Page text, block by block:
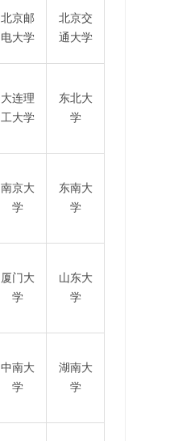
北京邮
电大学
北京交
通大学
大连理
工大学
东北大
学
南京大
学
东南大
学
厦门大
学
山东大
学
中南大
学
湖南大
学